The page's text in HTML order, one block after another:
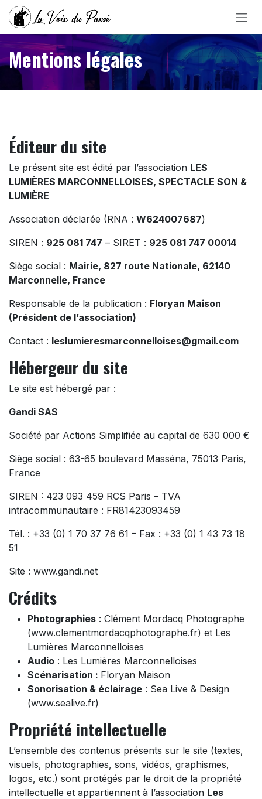
Se rendre au contenu
Mentions légales
Éditeur du site
Le présent site est édité par l’association LES
LUMIÈRES MARCONNELLOISES, SPECTACLE SON &
LUMIÈRE
Association déclarée (RNA : W624007687)
SIREN : 925 081 747 – SIRET : 925 081 747 00014
Siège social : Mairie, 827 route Nationale, 62140
Marconnelle, France
Responsable de la publication : Floryan Maison
(Président de l’association)
Contact : leslumieresmarconnelloises@gmail.com
Hébergeur du site
Le site est hébergé par :
Gandi SAS
Société par Actions Simplifiée au capital de 630 000 €
Siège social : 63-65 boulevard Masséna, 75013 Paris,
France
SIREN : 423 093 459 RCS Paris – TVA
intracommunautaire : FR81423093459
Tél. : +33 (0) 1 70 37 76 61 – Fax : +33 (0) 1 43 73 18
51
Site : www.gandi.net
Crédits
Photographies : Clément Mordacq Photographe
(www.clementmordacqphotographe.fr) et Les
Lumières Marconnelloises
Audio : Les Lumières Marconnelloises
Scénarisation : Floryan Maison
Sonorisation & éclairage : Sea Live & Design
(www.sealive.fr)
Propriété intellectuelle
L’ensemble des contenus présents sur le site (textes,
visuels, photographies, sons, vidéos, graphismes,
logos, etc.) sont protégés par le droit de la propriété
intellectuelle et appartiennent à l’association Les